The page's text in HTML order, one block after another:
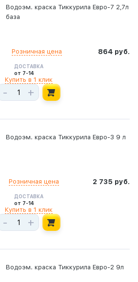
Водоэм. краска Тиккурила Евро-7 2,7л
база
864 руб.
Розничная цена
ДОСТАВКА
от 7-14
- +
Купить в 1 клик
Водоэм. краска Тиккурила Евро-3 9 л
2 735 руб.
Розничная цена
ДОСТАВКА
от 7-14
- +
Купить в 1 клик
Водоэм. краска Тиккурила Евро-2 9л